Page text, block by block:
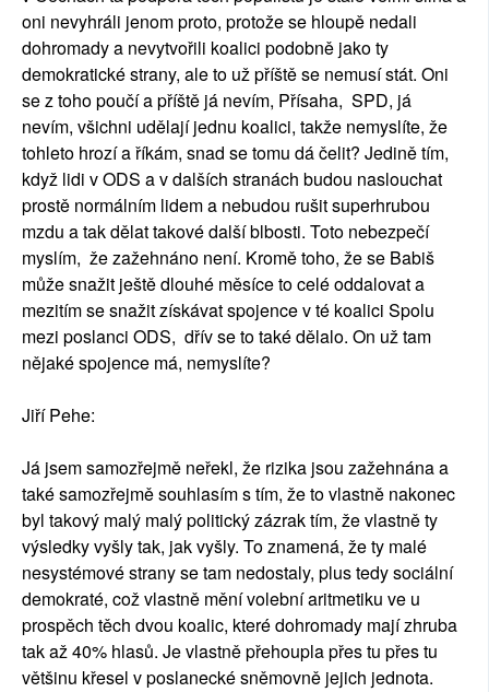
oni nevyhráli jenom proto, protože se hloupě nedali
dohromady a nevytvořili koalici podobně jako ty
demokratické strany, ale to už příště se nemusí stát. Oni
se z toho poučí a příště já nevím, Přísaha, SPD, já
nevím, všichni udělají jednu koalici, takže nemyslíte, že
tohleto hrozí a říkám, snad se tomu dá čelit? Jedině tím,
když lidi v ODS a v dalších stranách budou naslouchat
prostě normálním lidem a nebudou rušit superhrubou
mzdu a tak dělat takové další blbosti. Toto nebezpečí
myslím, že zažehnáno není. Kromě toho, že se Babiš
může snažit ještě dlouhé měsíce to celé oddalovat a
mezitím se snažit získávat spojence v té koalici Spolu
mezi poslanci ODS, dřív se to také dělalo. On už tam
nějaké spojence má, nemyslíte?
Jiří Pehe:
Já jsem samozřejmě neřekl, že rizika jsou zažehnána a
také samozřejmě souhlasím s tím, že to vlastně nakonec
byl takový malý malý politický zázrak tím, že vlastně ty
výsledky vyšly tak, jak vyšly. To znamená, že ty malé
nesystémové strany se tam nedostaly, plus tedy sociální
demokraté, což vlastně mění volební aritmetiku ve u
prospěch těch dvou koalic, které dohromady mají zhruba
tak až 40% hlasů. Je vlastně přehoupla přes tu přes tu
většinu křesel v poslanecké sněmovně jejich jednota.